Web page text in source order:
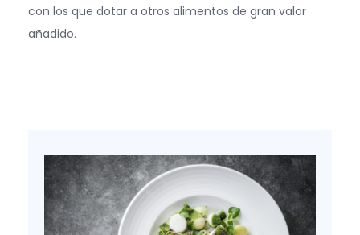
con los que dotar a otros alimentos de gran valor
añadido.